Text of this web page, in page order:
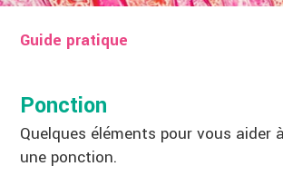
Guide pratique
Ponction
Quelques éléments pour vous aider
une ponction.